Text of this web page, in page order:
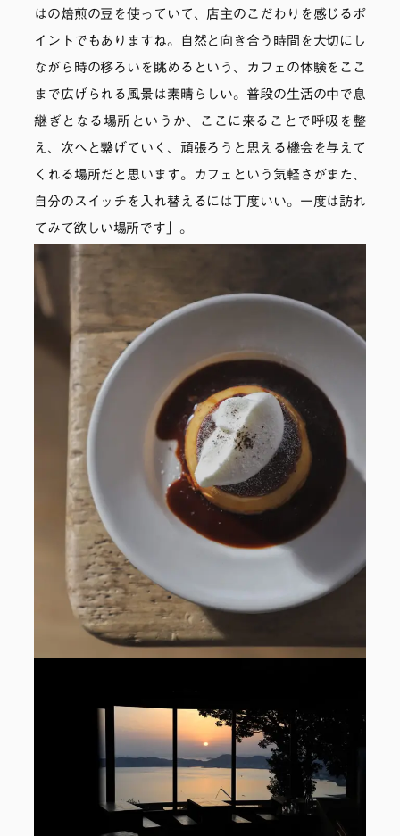
はの焙煎の豆を使っていて、店主のこだわりを感じるポ
イントでもありますね。自然と向き合う時間を大切にし
ながら時の移ろいを眺めるという、カフェの体験をここ
まで広げられる風景は素晴らしい。普段の生活の中で息
継ぎとなる場所というか、ここに来ることで呼吸を整
え、次へと繋げていく、頑張ろうと思える機会を与えて
くれる場所だと思います。カフェという気軽さがまた、
自分のスイッチを入れ替えるには丁度いい。一度は訪れ
てみて欲しい場所です」。